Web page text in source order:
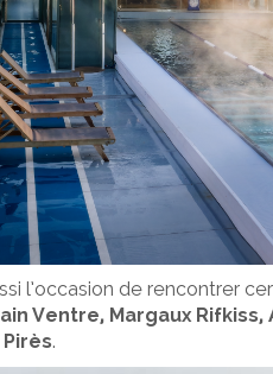
l’occasion de rencontrer
Ventre, Margaux
.